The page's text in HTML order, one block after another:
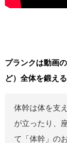
プランクは動画
ど）全体を鍛え
体幹は体を支
が立ったり、
て「体幹」の